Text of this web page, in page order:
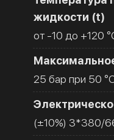
жидкости (t)
от -10 до +120
25 бар при 50
(±10%) 3*380/